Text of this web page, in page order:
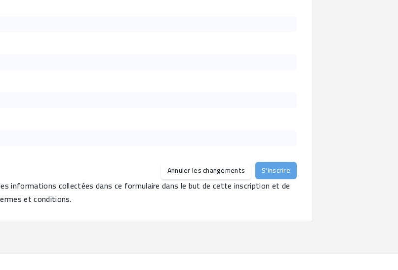
Annuler les changements S'inscrire
informations collectées dans ce formulaire dans le but de cette inscription et de
et conditions.